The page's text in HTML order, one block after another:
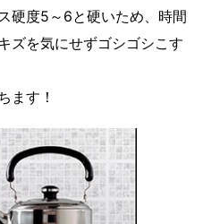
硬度5～6と硬いため、時間
ズを気にせずゴシゴシこす
ます！